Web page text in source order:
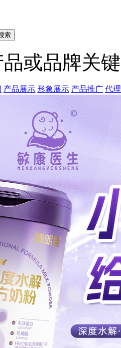
或品牌关
产品展示 形象展示 产品推广 代